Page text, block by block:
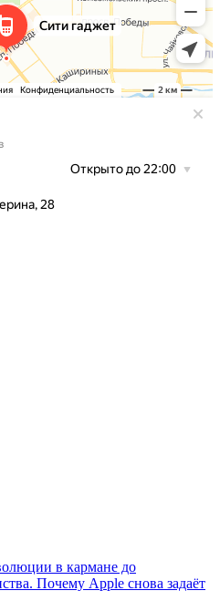
в кармане до
Почему Apple снова задаёт